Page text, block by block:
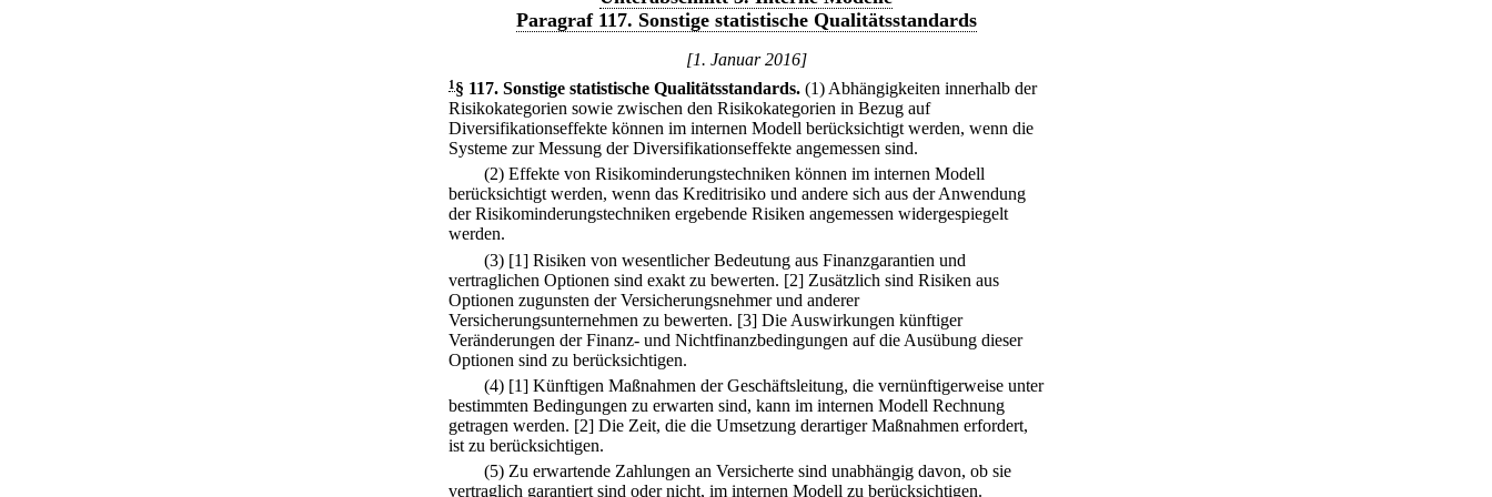
Paragraf 117. Sonstige statistische Qualitätsstandards
[1. Januar 2016]
1 § 117. Sonstige statistische Qualitätsstandards. (1) Abhängigkeiten innerhalb der
Risikokategorien sowie zwischen den Risikokategorien in Bezug auf
Diversifikationseffekte können im internen Modell berücksichtigt werden, wenn die
Systeme zur Messung der Diversifikationseffekte angemessen sind.
(2) Effekte von Risikominderungstechniken können im internen Modell
berücksichtigt werden, wenn das Kreditrisiko und andere sich aus der Anwendung
der Risikominderungstechniken ergebende Risiken angemessen widergespiegelt
werden.
(3) [1] Risiken von wesentlicher Bedeutung aus Finanzgarantien und
vertraglichen Optionen sind exakt zu bewerten. [2] Zusätzlich sind Risiken aus
Optionen zugunsten der Versicherungsnehmer und anderer
Versicherungsunternehmen zu bewerten. [3] Die Auswirkungen künftiger
Veränderungen der Finanz- und Nichtfinanzbedingungen auf die Ausübung dieser
Optionen sind zu berücksichtigen.
(4) [1] Künftigen Maßnahmen der Geschäftsleitung, die vernünftigerweise unter
bestimmten Bedingungen zu erwarten sind, kann im internen Modell Rechnung
getragen werden. [2] Die Zeit, die die Umsetzung derartiger Maßnahmen erfordert,
ist zu berücksichtigen.
(5) Zu erwartende Zahlungen an Versicherte sind unabhängig davon, ob sie
vertraglich garantiert sind oder nicht, im internen Modell zu berücksichtigen.